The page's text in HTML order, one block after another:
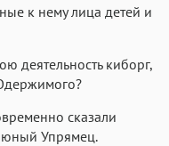
к нему лица детей и
деятельность киборг,
сказали
юный Упрямец.